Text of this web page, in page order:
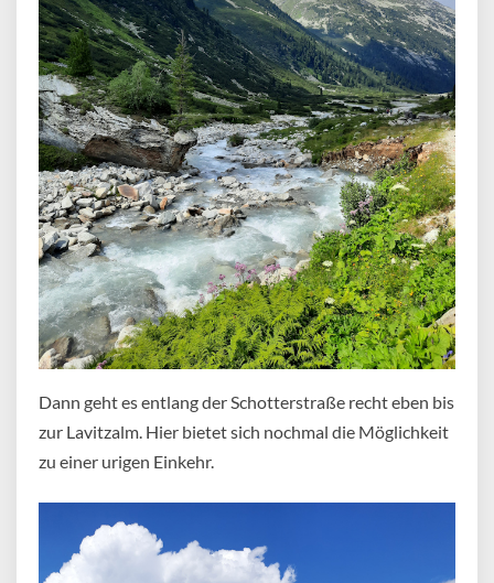
Dann geht es entlang der Schotterstraße recht eben bis
zur Lavitzalm. Hier bietet sich nochmal die Möglichkeit
zu einer urigen Einkehr.